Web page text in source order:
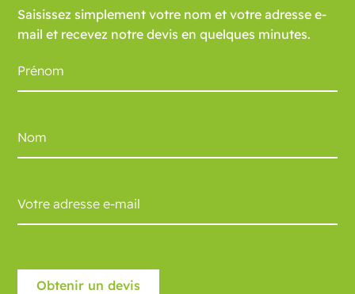
Saisissez simplement votre nom et votre adresse e-
mail et recevez notre devis en quelques minutes.